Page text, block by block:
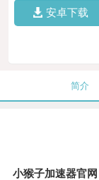
安卓下载
简介
小猴子加速器官网